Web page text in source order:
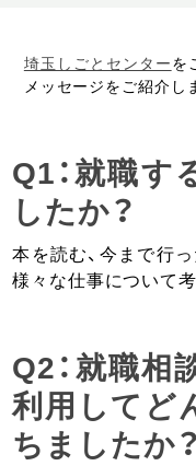
埼玉しごとセンターを
メッセージをご紹介し
Q1：就職
したか？
本を読む、今まで行
様々な仕事について考
Q2：就職
利用してど
ちましたか？